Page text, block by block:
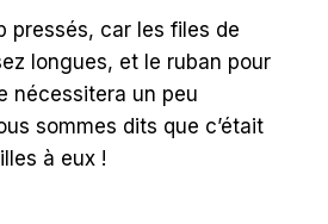
pressés, car les files de
longues, et le ruban pour
nécessitera un peu
sommes dits que c’était
à eux !